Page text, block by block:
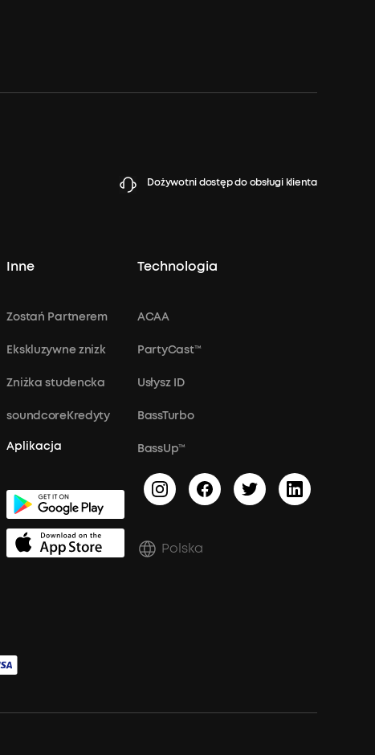
Dożywotni dostęp do obsługi klienta
Inne
Zostań Partnerem
Ekskluzywne znizk
Zniżka studencka
soundcoreKredyty
Aplikacja
Technologia
ACAA
PartyCast™
Usłysz ID
BassTurbo
BassUp™
Polska